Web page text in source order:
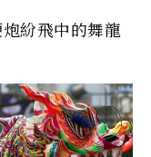
紛飛中的舞龍